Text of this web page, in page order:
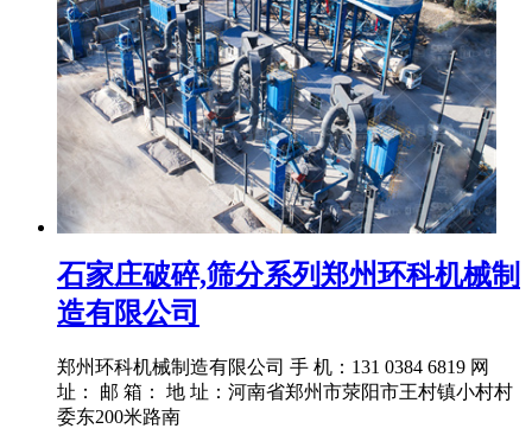
石家庄破碎,筛分系列郑州环科机械制
造有限公司
郑州环科机械制造有限公司 手 机：131 0384 6819 网
址： 邮 箱： 地 址：河南省郑州市荥阳市王村镇小村村
委东200米路南